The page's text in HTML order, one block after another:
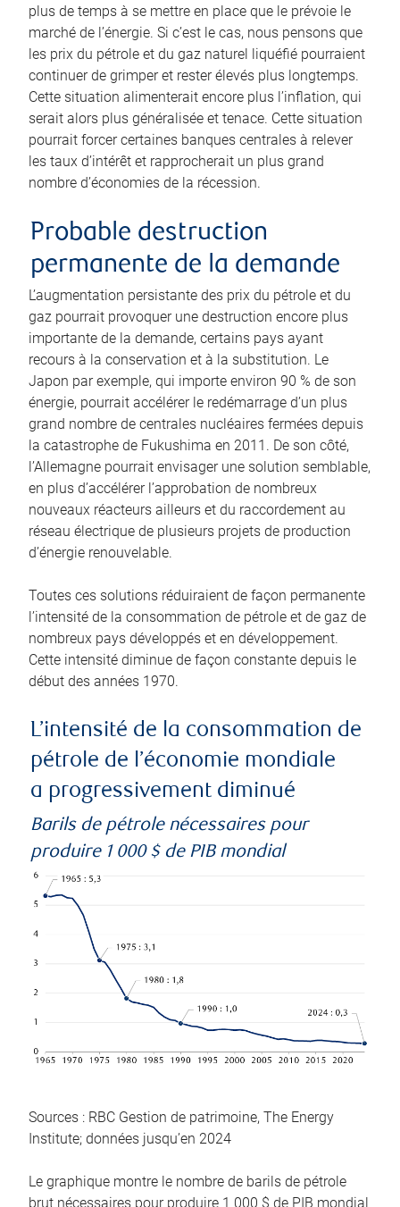
plus de temps à se mettre en place que le prévoie le
marché de l’énergie. Si c’est le cas, nous pensons que
les prix du pétrole et du gaz naturel liquéfié pourraient
continuer de grimper et rester élevés plus longtemps.
Cette situation alimenterait encore plus l’inflation, qui
serait alors plus généralisée et tenace. Cette situation
pourrait forcer certaines banques centrales à relever
les taux d’intérêt et rapprocherait un plus grand
nombre d’économies de la récession.
Probable destruction
permanente de la demande
L’augmentation persistante des prix du pétrole et du
gaz pourrait provoquer une destruction encore plus
importante de la demande, certains pays ayant
recours à la conservation et à la substitution. Le
Japon par exemple, qui importe environ 90 % de son
énergie, pourrait accélérer le redémarrage d’un plus
grand nombre de centrales nucléaires fermées depuis
la catastrophe de Fukushima en 2011. De son côté,
l’Allemagne pourrait envisager une solution semblable,
en plus d’accélérer l’approbation de nombreux
nouveaux réacteurs ailleurs et du raccordement au
réseau électrique de plusieurs projets de production
d’énergie renouvelable.
Toutes ces solutions réduiraient de façon permanente
l’intensité de la consommation de pétrole et de gaz de
nombreux pays développés et en développement.
Cette intensité diminue de façon constante depuis le
début des années 1970.
L’intensité de la consommation de
pétrole de l’économie mondiale
a progressivement diminué
Barils de pétrole nécessaires pour
produire 1 000 $ de PIB mondial
Sources : RBC Gestion de patrimoine, The Energy
Institute; données jusqu’en 2024
Le graphique montre le nombre de barils de pétrole
brut nécessaires pour produire 1 000 $ de PIB mondial